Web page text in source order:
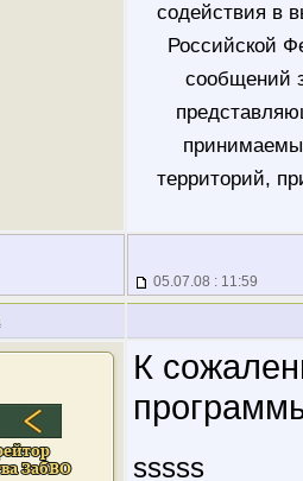
содействия в
Российской
сообщений
территорий,
05.07.08 : 11:59
К
sssss